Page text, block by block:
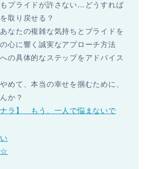
プライドが許さない…どうすれば
取り戻せる？
なたの複雑な気持ちとプライドを
心に響く誠実なアプローチ方法
の具体的なステップをアドバイス
めて、本当の幸せを掴むために、
か？
ラ】 もう、一人で悩まないで
☆